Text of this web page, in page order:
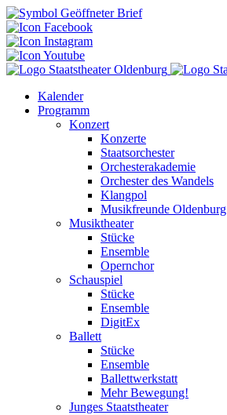
Kalender
Programm
Konzert
Konzerte
Staatsorchester
Orchesterakademie
Orchester des Wandels
Klangpol
Musikfreunde Oldenburg
Musiktheater
Stücke
Ensemble
Opernchor
Schauspiel
Stücke
Ensemble
DigitEx
Ballett
Stücke
Ensemble
Ballettwerkstatt
Mehr Bewegung!
Junges Staatstheater